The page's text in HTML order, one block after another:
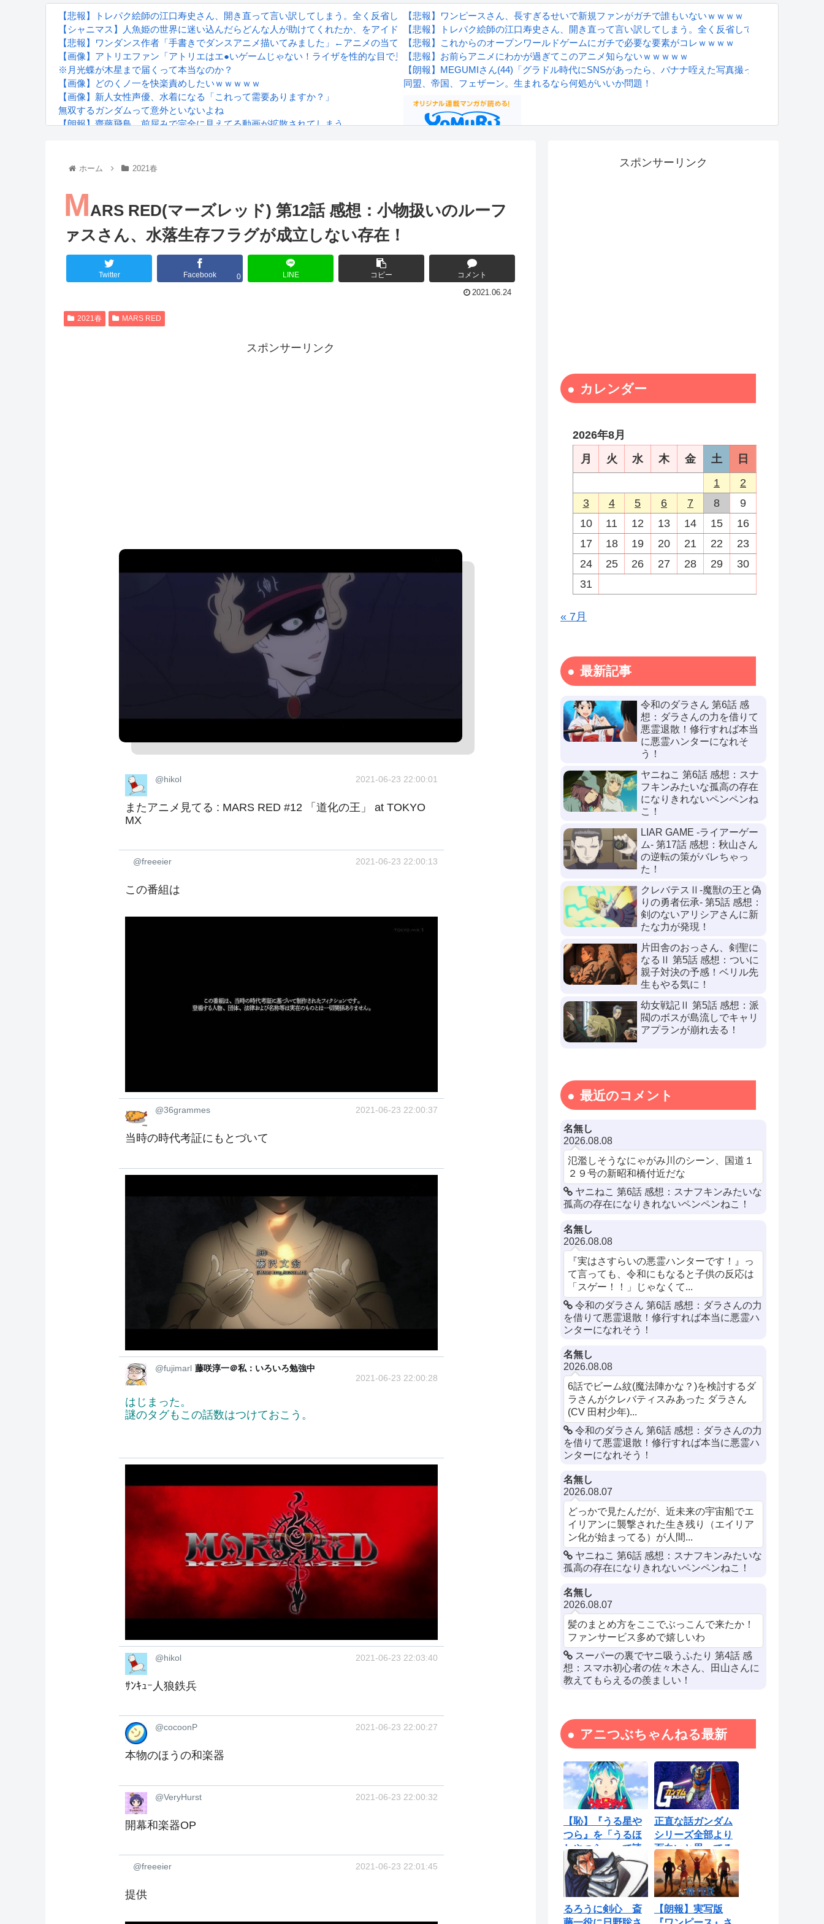
【悲報】トレパク絵師の江口寿史さん、開き直って言い訳してしまう。全く反省してないと話題に
【シャニマス】人魚姫の世界に迷い込んだらどんな人が助けてくれたか、をアイドルの誕生日で見たら
【悲報】ワンダンス作者「手書きでダンスアニメ描いてみました」←アニメの当てつけにしか見えないと話題に
【画像】アトリエファン「アトリエはエ●いゲームじゃない！ライザを性的な目で見てる奴はにわか！」
※月光蝶が木星まで届くって本当なのか？
【画像】どのくノ一を快楽責めしたいｗｗｗｗｗ
【画像】新人女性声優、水着になる「これって需要ありますか？」
無双するガンダムって意外といないよね
【朗報】齋藤飛鳥、前屈みで完全に見えてる動画が拡散されてしまう…
るろうに剣心 -明治剣客浪漫譚- 京都動乱 第33話の感想
Powered by livedoor 相互RSS
【悲報】ワンピースさん、長すぎるせいで新規ファンがガチで誰もいないｗｗｗｗ
【悲報】トレパク絵師の江口寿史さん、開き直って言い訳してしまう。全く反省してないと話題に
【悲報】これからのオープンワールドゲームにガチで必要な要素がコレｗｗｗｗ
【悲報】お前らアニメにわかが過ぎてこのアニメ知らないｗｗｗｗｗ
【朗報】MEGUMIさん(44)「グラドル時代にSNSがあったら、バナナ咥えた写真撮ってたと思う」
同盟、帝国、フェザーン。生まれるなら何処がいいか問題！
ホーム 2021春
MARS RED(マーズレッド) 第12話 感想：小物扱いのルーフ
ァスさん、水落生存フラグが成立しない存在！
Twitter Facebook 0 LINE コピー コメント
2021.06.24
2021春 MARS RED
スポンサーリンク
@hikol 2021-06-23 22:00:01
またアニメ見てる : MARS RED #12 「道化の王」 at TOKYO
MX
@freeeier 2021-06-23 22:00:13
この番組は
@36grammes 2021-06-23 22:00:37
当時の時代考証にもとづいて
@fujimarl 藤咲淳一＠私：いろいろ勉強中
2021-06-23 22:00:28
はじまった。
謎のタグもこの話数はつけておこう。
@hikol 2021-06-23 22:03:40
ｻﾝｷｭｰ人狼鉄兵
@cocoonP 2021-06-23 22:00:27
本物のほうの和楽器
@VeryHurst 2021-06-23 22:00:32
開幕和楽器OP
@freeeier 2021-06-23 22:01:45
提供
スポンサーリンク
カレンダー
2026年8月
月
火 水 木 金 土
日
1
2
3
4 5 6 7 8
9
10
11 12 13 14 15
16
17
18 19 20 21 22
23
24
25 26 27 28 29
30
31
« 7月
最新記事
令和のダラさん 第6話 感
想：ダラさんの力を借りて
悪霊退散！修行すれば本当
に悪霊ハンターになれそ
う！
ヤニねこ 第6話 感想：スナ
フキンみたいな孤高の存在
になりきれないペンペンね
こ！
LIAR GAME -ライアーゲー
ム- 第17話 感想：秋山さん
の逆転の策がバレちゃっ
た！
クレバテスⅡ-魔獣の王と偽
りの勇者伝承- 第5話 感想：
剣のないアリシアさんに新
たな力が発現！
片田舎のおっさん、剣聖に
なるⅡ 第5話 感想：ついに
親子対決の予感！ベリル先
生もやる気に！
幼女戦記Ⅱ 第5話 感想：派
閥のボスが島流しでキャリ
アプランが崩れ去る！
最近のコメント
名無し
2026.08.08
氾濫しそうなにゃがみ川のシーン、国道１
２９号の新昭和橋付近だな
ヤニねこ 第6話 感想：スナフキンみたいな
孤高の存在になりきれないペンペンねこ！
名無し
2026.08.08
『実はさすらいの悪霊ハンターです！』っ
て言っても、令和にもなると子供の反応は
「スゲー！！」じゃなくて...
令和のダラさん 第6話 感想：ダラさんの力
を借りて悪霊退散！修行すれば本当に悪霊ハ
ンターになれそう！
名無し
2026.08.08
6話でビーム紋(魔法陣かな？)を検討するダ
ラさんがクレバティスみあった ダラさん
(CV 田村少年)...
令和のダラさん 第6話 感想：ダラさんの力
を借りて悪霊退散！修行すれば本当に悪霊ハ
ンターになれそう！
名無し
2026.08.07
どっかで見たんだが、近未来の宇宙船でエ
イリアンに襲撃された生き残り（エイリア
ン化が始まってる）が人間...
ヤニねこ 第6話 感想：スナフキンみたいな
孤高の存在になりきれないペンペンねこ！
名無し
2026.08.07
髪のまとめ方をここでぶっこんで来たか！
ファンサービス多めで嬉しいわ
スーパーの裏でヤニ吸うふたり 第4話 感
想：スマホ初心者の佐々木さん、田山さんに
教えてもらえるの羨ましい！
アニつぶちゃんねる最新
【恥】『うる星や
つら』を「うるほ
しやつら」って読
んでたわ…勘...
正直な話ガンダム
シリーズ全部より
面白いと思ってる
ロボットアニ...
るろうに剣心 斎
【朗報】実写版